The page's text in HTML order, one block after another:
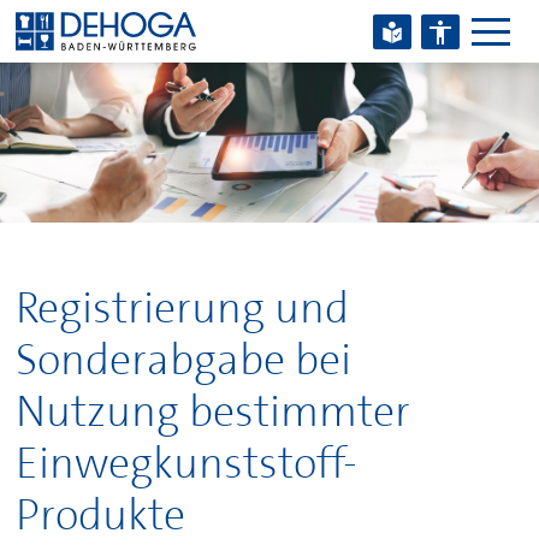
Zum Hauptinhalt springen
Zum Footerinhalt springen
Registrierung und
Sonderabgabe bei
Nutzung bestimmter
Einwegkunststoff-
Produkte